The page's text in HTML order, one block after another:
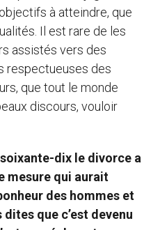
à atteindre, que
Il est rare de les
assistés vers des
respectueuses des
que tout le monde
discours, vouloir
dix le divorce a
mesure qui aurait
des hommes et
que c’est devenu